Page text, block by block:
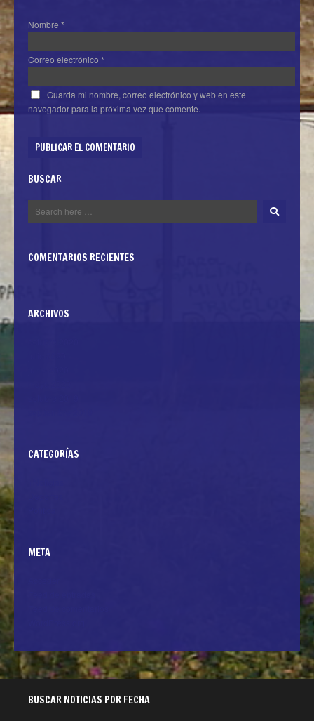
Nombre *
Correo electrónico *
Guarda mi nombre, correo electrónico y web en este
navegador para la próxima vez que comente.
BUSCAR
COMENTARIOS RECIENTES
ARCHIVOS
CATEGORÍAS
META
BUSCAR NOTICIAS POR FECHA